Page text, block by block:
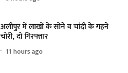
अलीपुर में लाखों के सोने व चांदी के गहने
चोरी, दो गिरफ्तार
11 hours ago